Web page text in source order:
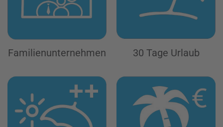
Familien­unternehmen 30 Tage Urlaub